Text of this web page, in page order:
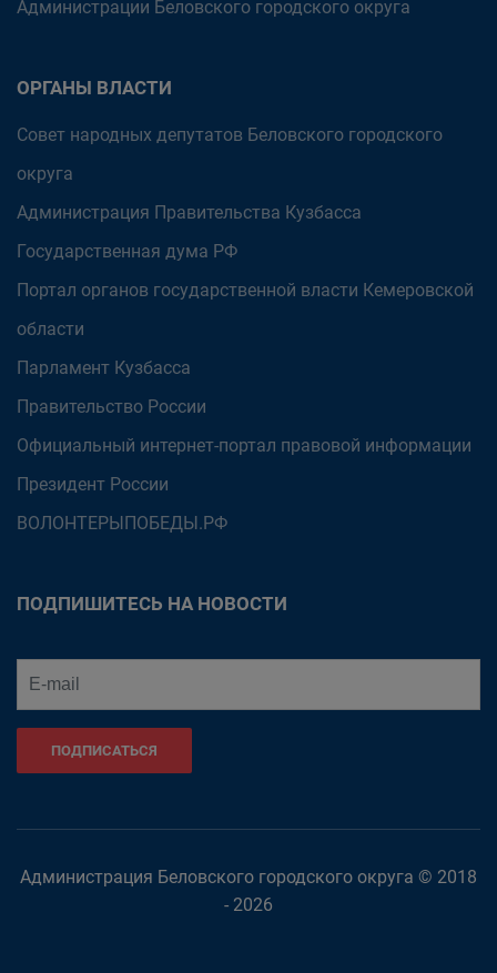
Администрации Беловского городского округа
ОРГАНЫ ВЛАСТИ
Совет народных депутатов Беловского городского
округа
Администрация Правительства Кузбасса
Государственная дума РФ
Портал органов государственной власти Кемеровской
области
Парламент Кузбасса
Правительство России
Официальный интернет-портал правовой информации
Президент России
ВОЛОНТЕРЫПОБЕДЫ.РФ
ПОДПИШИТЕСЬ НА НОВОСТИ
ПОДПИСАТЬСЯ
Администрация Беловского городского округа © 2018
- 2026